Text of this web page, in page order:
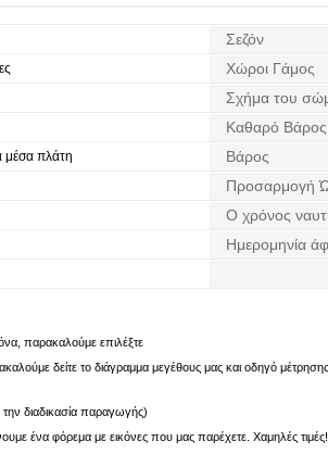
Σεζόν
Χώροι Γάμος
Σχήμα του
Καθαρό Βάρος
πλάτη Βάρος
Προσαρμογή
Ο χρόνος
Ημερομηνία
παρακαλούμε επιλέξτε
δείτε το διάγραμμα μεγέθους μας και οδηγό
την διαδικασία παραγωγής)
ένα φόρεμα με εικόνες που μας παρέχετε. Χαμηλές τιμές!